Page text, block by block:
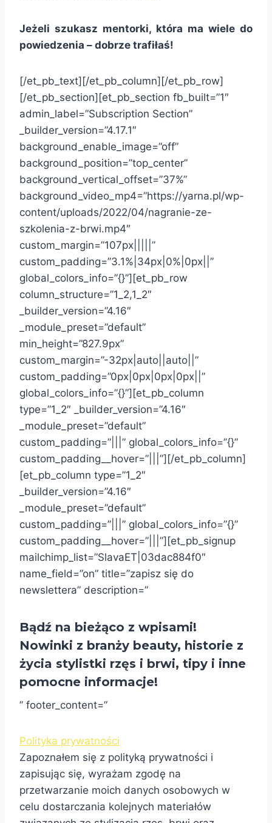
Jeżeli szukasz mentorki, która ma wiele do
powiedzenia – dobrze trafiłaś!
[/et_pb_text][/et_pb_column][/et_pb_row]
[/et_pb_section][et_pb_section fb_built=”1″
admin_label=”Subscription Section”
_builder_version=”4.17.1″
background_enable_image=”off”
background_position=”top_center”
background_vertical_offset=”37%”
background_video_mp4=”https://yarna.pl/wp-
content/uploads/2022/04/nagranie-ze-
szkolenia-z-brwi.mp4″
custom_margin=”107px|||||”
custom_padding=”3.1%|34px|0%|0px||”
global_colors_info=”{}”][et_pb_row
column_structure=”1_2,1_2″
_builder_version=”4.16″
_module_preset=”default”
min_height=”827.9px”
custom_margin=”-32px|auto||auto||”
custom_padding=”0px|0px|0px|0px||”
global_colors_info=”{}”][et_pb_column
type=”1_2″ _builder_version=”4.16″
_module_preset=”default”
custom_padding=”|||” global_colors_info=”{}”
custom_padding__hover=”|||”][/et_pb_column]
[et_pb_column type=”1_2″
_builder_version=”4.16″
_module_preset=”default”
custom_padding=”|||” global_colors_info=”{}”
custom_padding__hover=”|||”][et_pb_signup
mailchimp_list=”SlavaET|03dac884f0″
name_field=”on” title=”zapisz się do
newslettera” description=”
Bądź na bieżąco z wpisami!
Nowinki z branży beauty, historie z
życia stylistki rzęs i brwi, tipy i inne
pomocne informacje!
” footer_content=”
Polityka prywatności
Zapoznałem się z polityką prywatności i
zapisując się, wyrażam zgodę na
przetwarzanie moich danych osobowych w
celu dostarczania kolejnych materiałów